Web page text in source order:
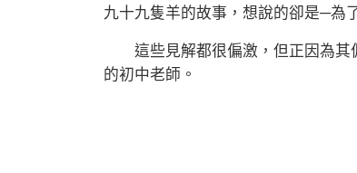
九十九隻羊的故事，想說的卻是─為
這些見解都很偏激，但正因為其
的初中老師。